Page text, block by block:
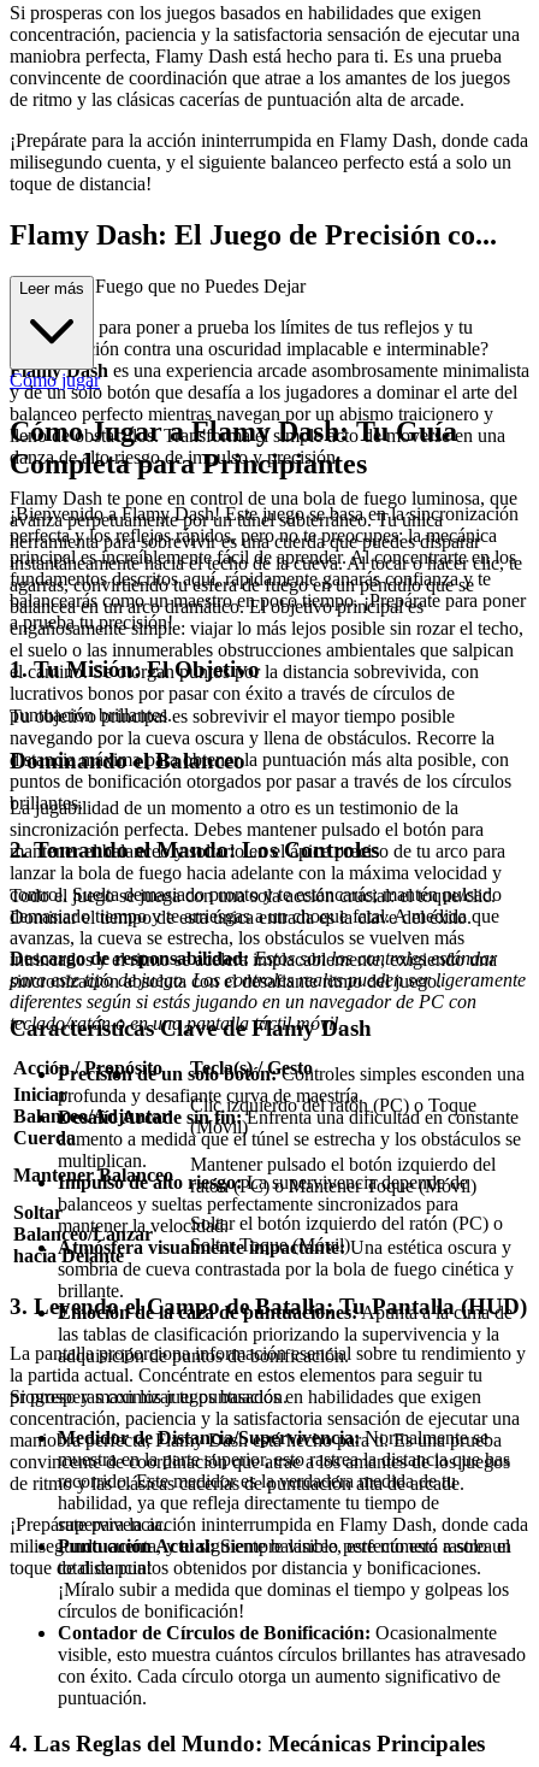
Si prosperas con los juegos basados en habilidades que exigen
concentración, paciencia y la satisfactoria sensación de ejecutar una
maniobra perfecta, Flamy Dash está hecho para ti. Es una prueba
convincente de coordinación que atrae a los amantes de los juegos
de ritmo y las clásicas cacerías de puntuación alta de arcade.
¡Prepárate para la acción ininterrumpida en Flamy Dash, donde cada
milisegundo cuenta, y el siguiente balanceo perfecto está a solo un
toque de distancia!
Flamy Dash: El Juego de Precisión co...
n Bolas de Fuego que no Puedes Dejar
¿Estás listo para poner a prueba los límites de tus reflejos y tu
sincronización contra una oscuridad implacable e interminable?
Flamy Dash es una experiencia arcade asombrosamente minimalista
y de un solo botón que desafía a los jugadores a dominar el arte del
balanceo perfecto mientras navegan por un abismo traicionero y
lleno de obstáculos. Transforma el simple acto de moverse en una
danza de alto riesgo de impulso y precisión.
Flamy Dash te pone en control de una bola de fuego luminosa, que
avanza perpetuamente por un túnel subterráneo. Tu única
herramienta para sobrevivir es una cuerda que puedes disparar
instantáneamente hacia el techo de la cueva. Al tocar o hacer clic, te
agarras, convirtiendo tu esfera de fuego en un péndulo que se
balancea en un arco dramático. El objetivo principal es
engañosamente simple: viajar lo más lejos posible sin rozar el techo,
el suelo o las innumerables obstrucciones ambientales que salpican
el camino. Se otorgan puntos por la distancia sobrevivida, con
lucrativos bonos por pasar con éxito a través de círculos de
puntuación brillantes.
Dominando el Balanceo
La jugabilidad de un momento a otro es un testimonio de la
sincronización perfecta. Debes mantener pulsado el botón para
mantener el balanceo y soltarlo en el ápice preciso de tu arco para
lanzar la bola de fuego hacia adelante con la máxima velocidad y
control. Suelta demasiado pronto y te estancarás; mantén pulsado
demasiado tiempo y te arriesgas a un choque fatal. A medida que
avanzas, la cueva se estrecha, los obstáculos se vuelven más
intrincados y el ritmo se acelera implacablemente, exigiendo una
sincronización absoluta con el desafiante ritmo del juego.
Características Clave de Flamy Dash
Precisión de un solo botón:Controles simples esconden una
profunda y desafiante curva de maestría.
Desafío Arcade sin fin:Enfrenta una dificultad en constante
aumento a medida que el túnel se estrecha y los obstáculos se
multiplican.
Impulso de alto riesgo:La supervivencia depende de
balanceos y sueltas perfectamente sincronizados para
mantener la velocidad.
Atmósfera visualmente impactante:Una estética oscura y
sombría de cueva contrastada por la bola de fuego cinética y
brillante.
Emoción de la caza de puntuaciones:Apunta a la cima de
las tablas de clasificación priorizando la supervivencia y la
adquisición de puntos de bonificación.
Si prosperas con los juegos basados en habilidades que exigen
concentración, paciencia y la satisfactoria sensación de ejecutar una
maniobra perfecta, Flamy Dash está hecho para ti. Es una prueba
convincente de coordinación que atrae a los amantes de los juegos
de ritmo y las clásicas cacerías de puntuación alta de arcade.
¡Prepárate para la acción ininterrumpida en Flamy Dash, donde cada
milisegundo cuenta, y el siguiente balanceo perfecto está a solo un
toque de distancia!
Leer más
Cómo jugar
Cómo Jugar a Flamy Dash: Tu Guía
Completa para Principiantes
¡Bienvenido a Flamy Dash! Este juego se basa en la sincronización
perfecta y los reflejos rápidos, pero no te preocupes: la mecánica
principal es increíblemente fácil de aprender. Al concentrarte en los
fundamentos descritos aquí, rápidamente ganarás confianza y te
balancearás como un maestro en poco tiempo. ¡Prepárate para poner
a prueba tu precisión!
1. Tu Misión: El Objetivo
Tu objetivo principal es sobrevivir el mayor tiempo posible
navegando por la cueva oscura y llena de obstáculos. Recorre la
distancia máxima para obtener la puntuación más alta posible, con
puntos de bonificación otorgados por pasar a través de los círculos
brillantes.
2. Tomando el Mando: Los Controles
Todo el juego se juega con una sola acción crucial: el toque/clic.
Dominar el tiempo de esta única entrada es la clave del éxito.
Descargo de responsabilidad: Estos son los controles estándar
para este tipo de juego. Los controles reales pueden ser ligeramente
diferentes según si estás jugando en un navegador de PC con
teclado/ratón o en una pantalla táctil móvil.
Acción / Propósito
Tecla(s) / Gesto
Iniciar
Balanceo/Adjuntar
Cuerda
Clic izquierdo del ratón (PC) o Toque
(Móvil)
Mantener Balanceo
Mantener pulsado el botón izquierdo del
ratón (PC) o Mantener Toque (Móvil)
Soltar
Balanceo/Lanzar
hacia Delante
Soltar el botón izquierdo del ratón (PC) o
Soltar Toque (Móvil)
3. Leyendo el Campo de Batalla: Tu Pantalla (HUD)
La pantalla proporciona información esencial sobre tu rendimiento y
la partida actual. Concéntrate en estos elementos para seguir tu
progreso y maximizar tu puntuación.
Medidor de Distancia/Supervivencia:Normalmente se
muestra en la parte superior, esto rastrea la distancia que has
recorrido. Este medidor es la verdadera medida de tu
habilidad, ya que refleja directamente tu tiempo de
supervivencia.
Puntuación Actual:Siempre visible, este número rastrea el
total de puntos obtenidos por distancia y bonificaciones.
¡Míralo subir a medida que dominas el tiempo y golpeas los
círculos de bonificación!
Contador de Círculos de Bonificación: Ocasionalmente
visible, esto muestra cuántos círculos brillantes has atravesado
con éxito. Cada círculo otorga un aumento significativo de
puntuación.
4. Las Reglas del Mundo: Mecánicas Principales